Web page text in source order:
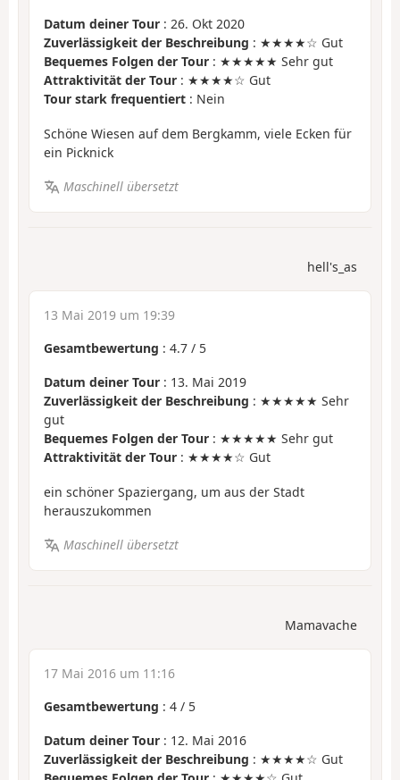
Datum deiner Tour : 26. Okt 2020
Zuverlässigkeit der Beschreibung : ★★★★☆ Gut
Bequemes Folgen der Tour : ★★★★★ Sehr gut
Attraktivität der Tour : ★★★★☆ Gut
Tour stark frequentiert : Nein
Schöne Wiesen auf dem Bergkamm, viele Ecken für
ein Picknick
Maschinell übersetzt
hell's_as
13 Mai 2019 um 19:39
Gesamtbewertung : 4.7 / 5
Datum deiner Tour : 13. Mai 2019
Zuverlässigkeit der Beschreibung : ★★★★★ Sehr
gut
Bequemes Folgen der Tour : ★★★★★ Sehr gut
Attraktivität der Tour : ★★★★☆ Gut
ein schöner Spaziergang, um aus der Stadt
herauszukommen
Maschinell übersetzt
Mamavache
17 Mai 2016 um 11:16
Gesamtbewertung : 4 / 5
Datum deiner Tour : 12. Mai 2016
Zuverlässigkeit der Beschreibung : ★★★★☆ Gut